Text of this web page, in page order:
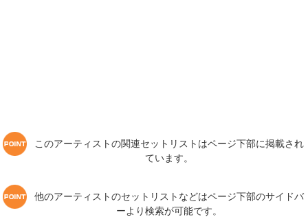
このアーティストの関連セットリストはページ下部に掲載され
ています。
他のアーティストのセットリストなどはページ下部のサイドバ
ーより検索が可能です。